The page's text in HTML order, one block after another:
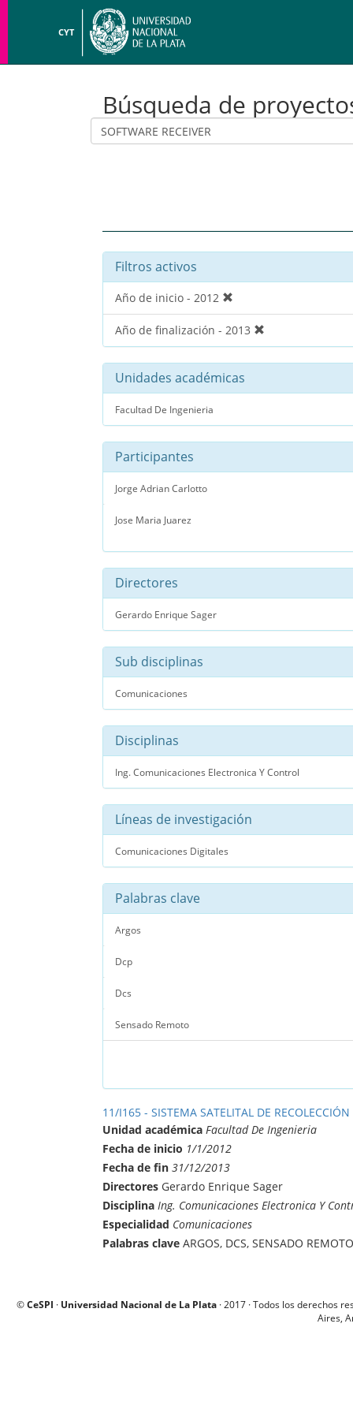
CYT
Búsqueda de
Filtros activos
Año de inicio - 2012
Año de finalización - 2013
Unidades académicas
Facultad De Ingenieria
Participantes
Jorge Adrian Carlotto
Jose Maria Juarez
Directores
Gerardo Enrique Sager
Sub disciplinas
Comunicaciones
Disciplinas
Ing. Comunicaciones Electronica Y Control
Líneas de investigación
Comunicaciones Digitales
Palabras clave
Argos
Dcp
Dcs
Sensado Remoto
11/I165 - SISTEMA SATELITAL DE
Unidad académica Facultad De Ingenieria
Fecha de inicio 1/1/2012
Fecha de fin 31/12/2013
Directores Gerardo Enrique Sager
Disciplina Ing. Comunicaciones Electronica Y
Especialidad Comunicaciones
Palabras clave ARGOS, DCS, SENSADO
©CeSPI · Universidad Nacional de La Plata · 2017 · Todos los derechos
Aires,